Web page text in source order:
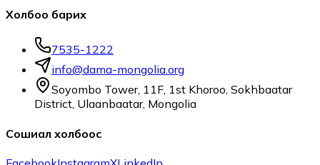
Холбоо барих
7535-1222
info@dama-mongolia.org
Soyombo Tower, 11F, 1st Khoroo, Sokhbaatar
District, Ulaanbaatar, Mongolia
Сошиал холбоос